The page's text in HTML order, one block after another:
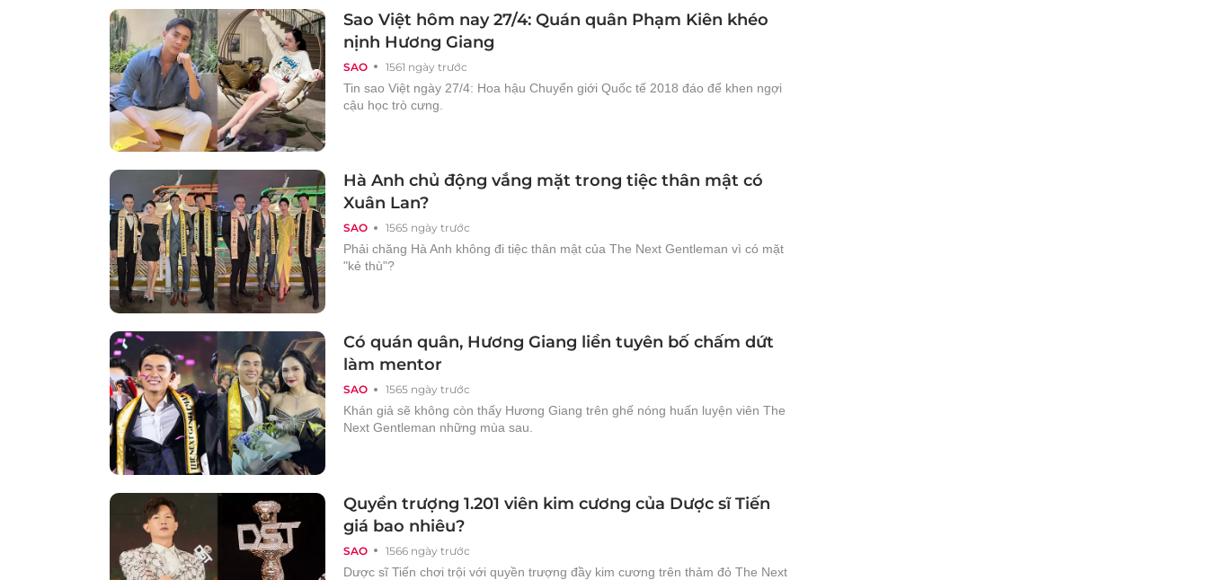
SAO 1561 ngày trước
Sao Việt hôm nay 27/4: Quán quân Phạm Kiên khéo
nịnh Hương Giang
Tin sao Việt ngày 27/4: Hoa hậu Chuyển giới Quốc tế 2018 đáo để khen ngợi
cậu học trò cưng.
SAO 1565 ngày trước
Hà Anh chủ động vắng mặt trong tiệc thân mật có
Xuân Lan?
Phải chăng Hà Anh không đi tiệc thân mật của The Next Gentleman vì có mặt
"kẻ thù"?
SAO 1565 ngày trước
Có quán quân, Hương Giang liền tuyên bố chấm dứt
làm mentor
Khán giả sẽ không còn thấy Hương Giang trên ghế nóng huấn luyện viên The
Next Gentleman những mùa sau.
SAO 1566 ngày trước
Quyền trượng 1.201 viên kim cương của Dược sĩ Tiến
giá bao nhiêu?
Dược sĩ Tiến chơi trội với quyền trượng đầy kim cương trên thảm đỏ The Next